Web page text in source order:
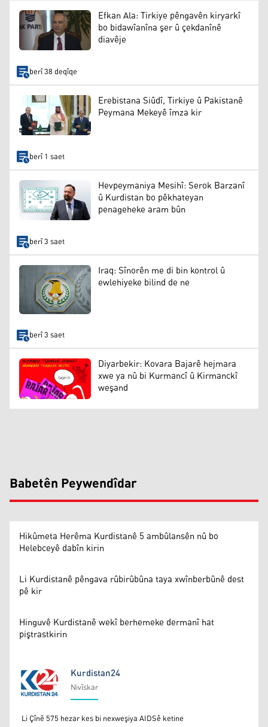
Efkan Ala: Tirkiye pêngavên kiryarkî
bo bidawîanîna şer û çekdanînê
diavêje
berî 38 deqîqe
Erebistana Siûdî, Tirkiye û Pakistanê
Peymana Mekeyê îmza kir
berî 1 saet
Hevpeymaniya Mesihî: Serok Barzanî
û Kurdistan bo pêkhateyan
penageheke aram bûn
berî 3 saet
Iraq: Sînorên me di bin kontrol û
ewlehiyeke bilind de ne
berî 3 saet
Diyarbekir: Kovara Bajarê hejmara
xwe ya nû bi Kurmancî û Kirmanckî
weşand
Babetên Peywendîdar
Hikûmeta Herêma Kurdistanê 5 ambûlansên nû bo
Helebceyê dabîn kirin
Li Kurdistanê pêngava rûbirûbûna taya xwînberbûnê dest
pê kir
Hinguvê Kurdistanê wekî berhemeke dermanî hat
piştrastkirin
Kurdistan24
Kurdistan24
Nivîskar
Li Çînê 575 hezar kes bi nexweşiya AIDSê ketine